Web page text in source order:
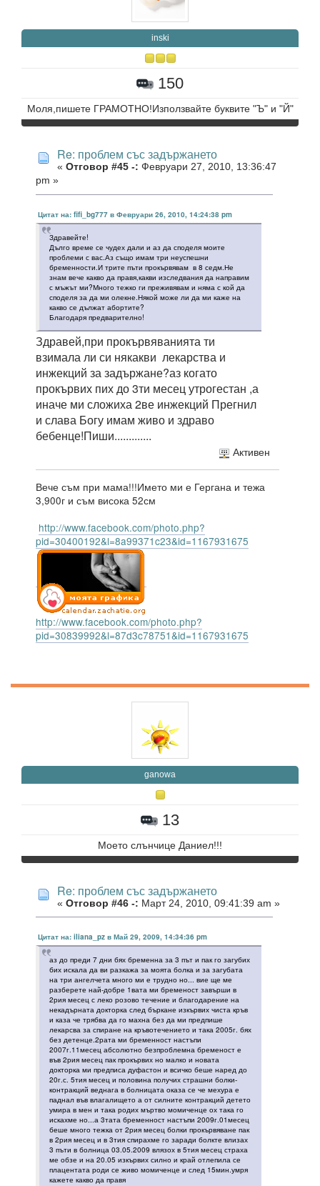
inski
150
Моля,пишете ГРАМОТНО!Използвайте буквите "Ъ" и "Й"
Re: проблем със задържането
« Отговор #45 -: Февруари 27, 2010, 13:36:47
pm »
Цитат на: fifi_bg777 в Февруари 26, 2010, 14:24:38 pm
Здравейте!
Дълго време се чудех дали и аз да споделя моите
проблеми с вас.Аз също имам три неуспешни
бременности.И трите пъти прокървявам в 8 седм.Не
знам вече какво да правя,какви изследвания да направим
с мъжът ми?Много тежко ги преживявам и няма с кой да
споделя за да ми олекне.Някой може ли да ми каже на
какво се дължат абортите?
Благодаря предварително!
Здравей,при прокървяванията ти
взимала ли си някакви лекарства и
инжекций за задържане?аз когато
прокървих пих до 3ти месец утрогестан ,а
иначе ми сложиха 2ве инжекций Прегнил
и слава Богу имам живо и здраво
бебенце!Пиши.............
Активен
Вече съм при мама!!!Името ми е Гергана и тежа
3,900г и съм висока 52см
http://www.facebook.com/photo.php?
pid=30400192&l=8a99371c23&id=1167931675
http://www.facebook.com/photo.php?
pid=30839992&l=87d3c78751&id=1167931675
ganowa
13
Моето слънчице Даниел!!!
Re: проблем със задържането
« Отговор #46 -: Март 24, 2010, 09:41:39 am »
Цитат на: iliana_pz в Май 29, 2009, 14:34:36 pm
аз до преди 7 дни бях бременна за 3 път и пак го загубих
бих искала да ви разкажа за моята болка и за загубата
на три ангелчета много ми е трудно но... вие ще ме
разберете най-добре 1вата ми бременост завърши в
2рия месец с леко розово течение и благодарение на
некадърната докторка след бъркане изкървих чиста кръв
и каза че трябва да го махна без да ми предпише
лекарсва за спиране на кръвотечението и така 2005г. бях
без детенце.2рата ми бременност настъпи
2007г.11месец абсолютно безпроблемна бременост е
във 2рия месец пак прокървих но малко и новата
докторка ми предписа дуфастон и всичко беше наред до
20г.с. 5тия месец и половина получих страшни болки-
контракций веднага в болницата оказа се че мехура е
паднал във влагалището а от силните контракций детето
умира в мен и така родих мъртво момиченце ох така го
искахме но...а 3тата бременност настъпи 2009г.01месец
беше много тежка от 2рия месец болки прокървяване пак
в 2рия месец и в 3тия спирахме го заради болкте влизах
3 пъти в болница 03.05.2009 влязох в 5тия месец страха
ме обзе и на 20.05 изкървих силно и край отлепила се
плацентата роди се живо момиченце и след 15мин.умря
кажете какво да правя